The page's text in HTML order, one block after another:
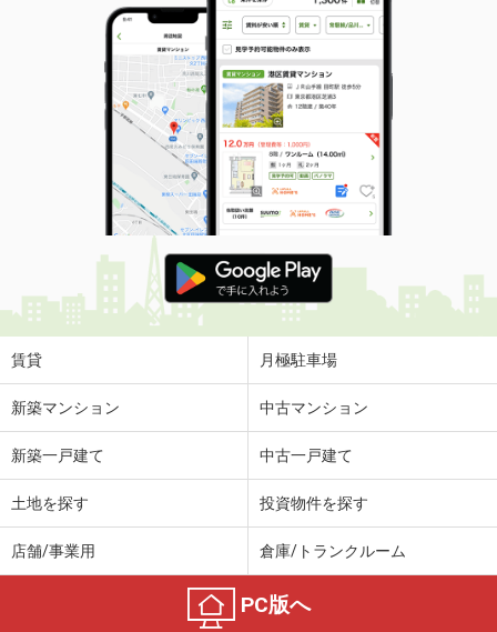
賃貸 月極駐車場
新築マンション 中古マンション
新築一戸建て 中古一戸建て
土地を探す 投資物件を探す
店舗/事業用 倉庫/トランクルーム
PC版へ